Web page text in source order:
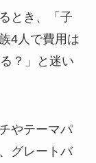
とき、「子
4人で費用は
？」と迷い
やテーマパ
グレートバ